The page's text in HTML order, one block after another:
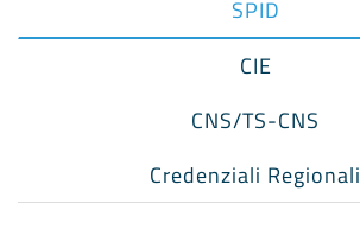
SPID
CIE
CNS/TS-CNS
Credenziali Regionali